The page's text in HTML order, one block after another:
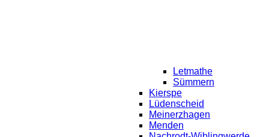
Letmathe
Sümmern
Kierspe
Lüdenscheid
Meinerzhagen
Menden